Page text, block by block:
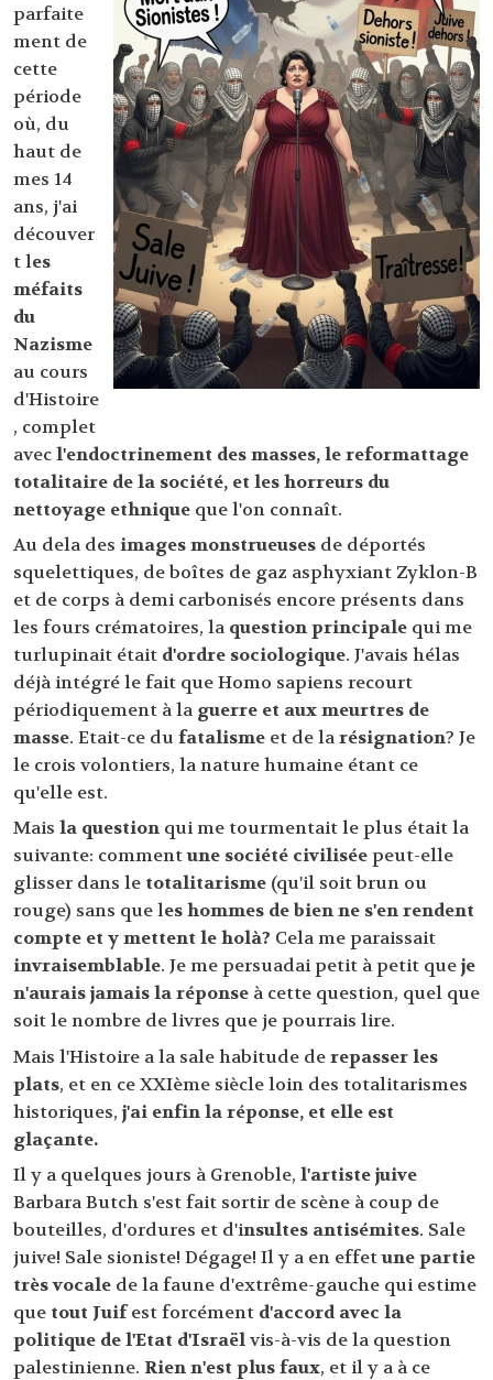
parfaite
ment de
cette
période
où, du
haut de
mes 14
ans, j'ai
découver
t les
méfaits
du
Nazisme
au cours
d'Histoire
, complet
avecl'endoctrinement des masses, le reformattage
totalitaire de la société, et les horreurs du
nettoyage ethnique que l'on connaît.
Au dela des images monstrueuses de déportés
squelettiques, de boîtes de gaz asphyxiant Zyklon-B
et de corps à demi carbonisés encore présents dans
les fours crématoires, la question principale qui me
turlupinait était d'ordre sociologique. J'avais hélas
déjà intégré le fait que Homo sapiens recourt
périodiquement à la guerre et aux meurtres de
masse. Etait-ce du fatalisme et de larésignation? Je
le crois volontiers, la nature humaine étant ce
qu'elle est.
Mais la question qui me tourmentait le plus était la
suivante: commentune société civiliséepeut-elle
glisser dans le totalitarisme (qu'il soit brun ou
rouge) sans que les hommes de bien ne s'en rendent
compte et y mettent le holà? Cela me paraissait
invraisemblable. Je me persuadai petit à petit queje
n'aurais jamais la réponse à cette question, quel que
soit le nombre de livres que je pourrais lire.
Mais l'Histoire a la sale habitude derepasser les
plats, et en ce XXIème siècle loin des totalitarismes
historiques, j'ai enfin la réponse, et elle est
glaçante.
Il y a quelques jours à Grenoble, l'artiste juive
Barbara Butch s'est fait sortir de scène à coup de
bouteilles, d'ordures et d'insultes antisémites. Sale
juive! Sale sioniste! Dégage! Il y a en effetune partie
très vocale de la faune d'extrême-gauche qui estime
que tout Juifest forcément d'accord avec la
politique de l'Etat d'Israëlvis-à-vis de la question
palestinienne. Rien n'est plus faux, et il y a à ce